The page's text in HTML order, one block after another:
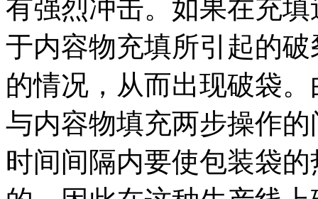
有强烈冲击。如果在充
于内容物充填所引起的
的情况，从而出现破袋
与内容物填充两步操作
时间间隔内要使包装袋